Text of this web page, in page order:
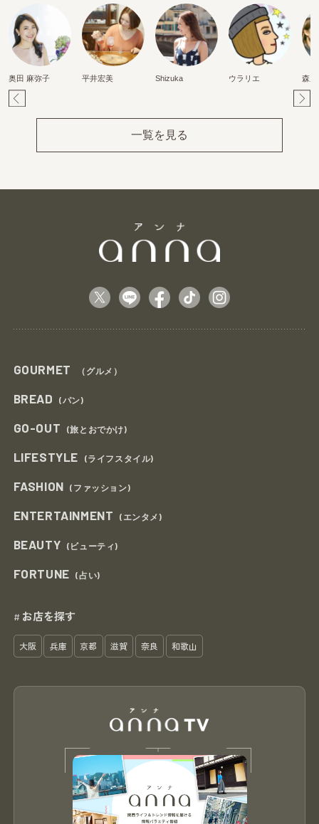
奥田 麻弥子 平井宏美 Shizuka ウラリエ 森麻
一覧を見る
GOURMET （グルメ）
BREAD (パン)
GO-OUT (旅とおでかけ)
LIFESTYLE (ライフスタイル)
FASHION (ファッション)
ENTERTAINMENT (エンタメ)
BEAUTY (ビューティ)
FORTUNE (占い)
# お店を探す
大阪 兵庫 京都 滋賀 奈良 和歌山